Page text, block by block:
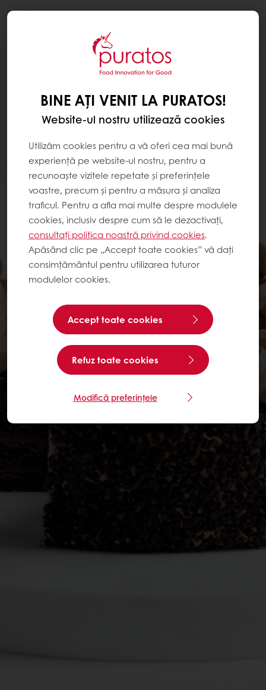
BINE AȚI VENIT LA PURATOS!
Website-ul nostru utilizează cookies
Utilizăm cookies pentru a vă oferi cea mai bună
experiență pe website-ul nostru, pentru a
recunoaște vizitele repetate și preferințele
voastre, precum și pentru a măsura și analiza
traficul. Pentru a afla mai multe despre modulele
cookies, inclusiv despre cum să le dezactivați,
consultați politica noastră privind cookies.
Apăsând clic pe „Accept toate cookies” vă dați
consimțământul pentru utilizarea tuturor
modulelor cookies.
Accept toate cookies
Refuz toate cookies
Modifică preferințele